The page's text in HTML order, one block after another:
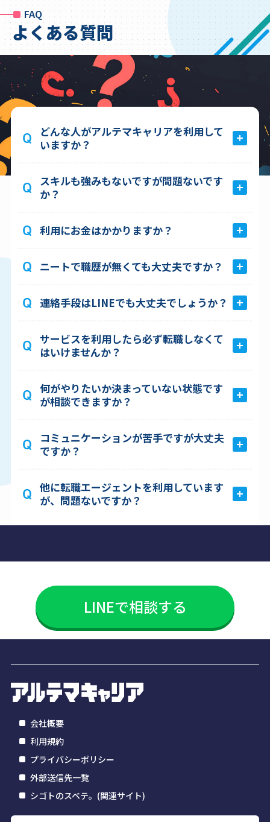
FAQ
よくある質問
どんな人がアルテマキャリアを利用して
いますか？
今の仕事に不満を持っている方
スキルも強みもないですが問題ないです
か？
利用にお金はかかりますか？
ニートで職歴が無くても大丈夫ですか？
連絡手段はLINEでも大丈夫でしょうか？
サービスを利用したら必ず転職しなくて
はいけませんか？
何がやりたいか決まっていない状態です
が相談できますか？
コミュニケーションが苦手ですが大丈夫
ですか？
他に転職エージェントを利用しています
が、問題ないですか？
LINEで相談する
会社概要
利用規約
プライバシーポリシー
外部送信先一覧
シゴトのスベテ。(関連サイト)